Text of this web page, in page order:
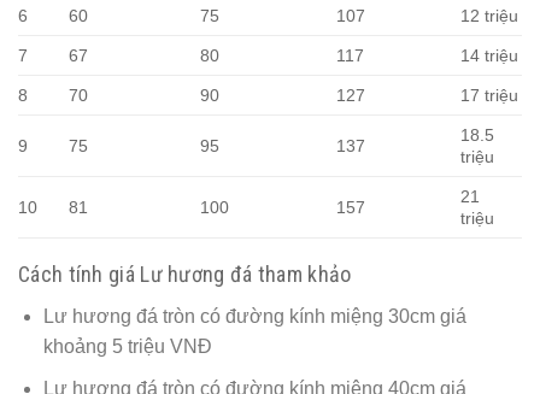
6 60 75 107 12 triệu
7 67 80 117 14 triệu
8 70 90 127 17 triệu
9 75 95 137
18.5
triệu
10 81 100 157
21
triệu
Cách tính giá Lư hương đá tham khảo
Lư hương đá tròn có đường kính miệng 30cm giá
khoảng 5 triệu VNĐ
Lư hương đá tròn có đường kính miệng 40cm giá